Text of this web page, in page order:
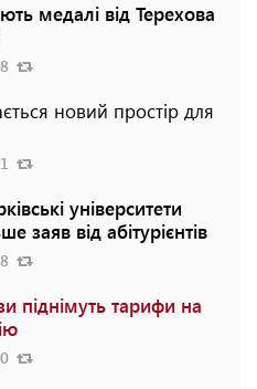
медалі від Терехова
новий простір для
університети
заяв від абітурієнтів
піднімуть тарифи на